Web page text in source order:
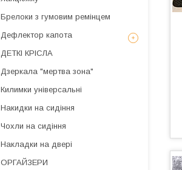
Брелоки з гумовим ремінцем
Дефлектор капота
ДЕТКІ КРІСЛА
Дзеркала "мертва зона"
Килимки універсальні
Накидки на сидіння
Чохли на сидіння
Накладки на двері
ОРГАЙЗЕРИ